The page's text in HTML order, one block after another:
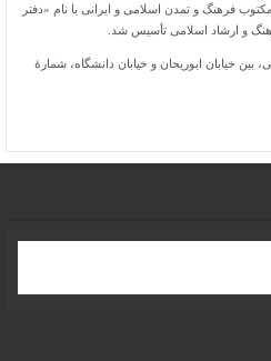
فرهنگ و تمدن اسلامی و ایرانی با نام «دفتر
و ارشاد اسلامی تأسیس شد.
بین خیابان ابوریحان و خیابان دانشگاه، شمارۀ